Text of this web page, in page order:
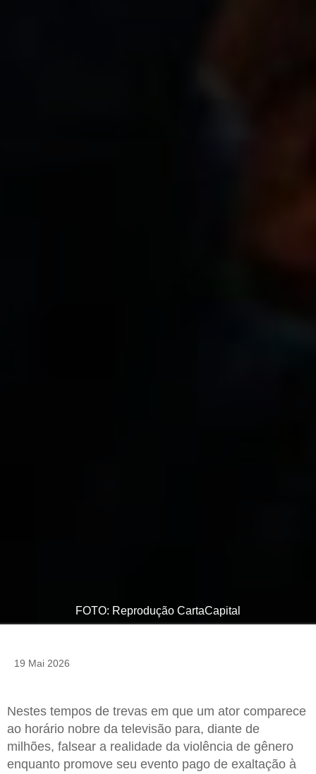
FOTO: Reprodução CartaCapital
19 Mai 2026
Nestes tempos de trevas em que um ator comparece
ao horário nobre da televisão para, diante de
milhões, falsear a realidade da violência de gênero
enquanto promove seu evento pago de exaltação à